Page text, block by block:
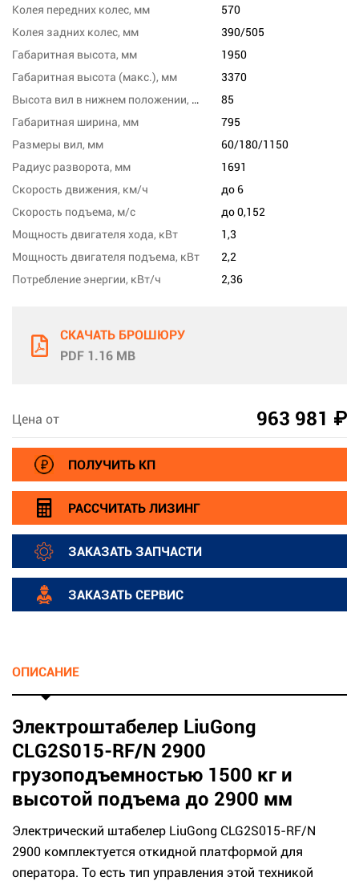
Колея передних колес, мм
570
Колея задних колес, мм
390/505
Габаритная высота, мм
1950
Габаритная высота (макс.), мм
3370
Высота вил в нижнем положении, мм
85
Габаритная ширина, мм
795
Размеры вил, мм
60/180/1150
Радиус разворота, мм
1691
Скорость движения, км/ч
до 6
Скорость подъема, м/с
до 0,152
Мощность двигателя хода, кВт
1,3
Мощность двигателя подъема, кВт
2,2
Потребление энергии, кВт/ч
2,36
СКАЧАТЬ БРОШЮРУ
PDF 1.16 MB
Цена от 963 981 ₽
ПОЛУЧИТЬ КП
РАССЧИТАТЬ ЛИЗИНГ
ЗАКАЗАТЬ ЗАПЧАСТИ
ЗАКАЗАТЬ СЕРВИС
ОПИСАНИЕ
Электроштабелер LiuGong
CLG2S015-RF/N 2900
грузоподъемностью 1500 кг и
высотой подъема до 2900 мм
Электрический штабелер LiuGong CLG2S015-RF/N
2900 комплектуется откидной платформой для
оператора. То есть тип управления этой техникой